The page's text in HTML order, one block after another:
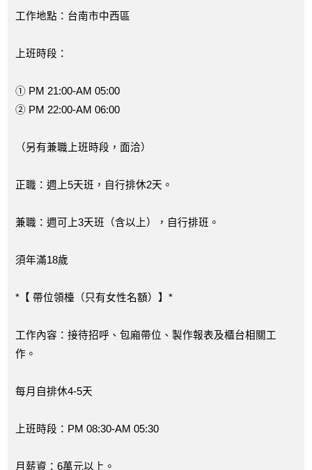
工作地點：台南市中西區
上班時段：
① PM 21:00-AM 05:00
② PM 22:00-AM 06:00
（另有兼職上班時段，面洽）
正職：週上5天班，自行排休2天。
兼職：週可上3天班（含以上），自行排班。
須年滿18歲
*【 帶位領檯（只有女性名額）】*
工作內容：接待招呼、包廂帶位、製作報表及櫃台相關工
作。
每月自排休4-5天
上班時段：PM 08:30-AM 05:30
月薪資：6萬元以上。